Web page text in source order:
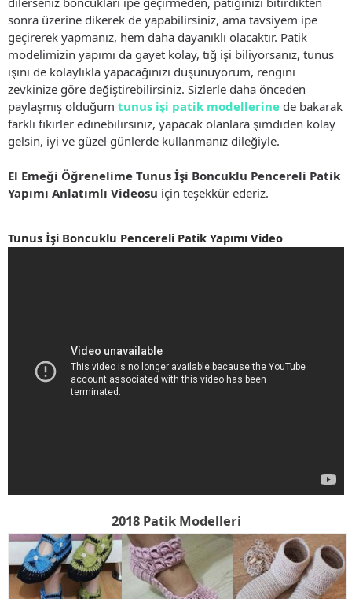
sonra üzerine dikerek de yapabilirsiniz, ama tavsiyem ipe
geçirerek yapmanız, hem daha dayanıklı olacaktır. Patik
modelimizin yapımı da gayet kolay, tığ işi biliyorsanız, tunus
işini de kolaylıkla yapacağınızı düşünüyorum, rengini
zevkinize göre değiştirebilirsiniz. Sizlerle daha önceden
paylaşmış olduğum tunus işi patik modellerine de bakarak
farklı fikirler edinebilirsiniz, yapacak olanlara şimdiden kolay
gelsin, iyi ve güzel günlerde kullanmanız dileğiyle.
El Emeği Öğrenelime Tunus İşi Boncuklu Pencereli Patik
Yapımı Anlatımlı Videosu için teşekkür ederiz.
Tunus İşi Boncuklu Pencereli Patik Yapımı Video
2018 Patik Modelleri